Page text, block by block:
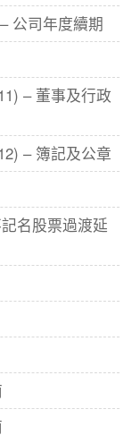
公司年度續期
– 董事及行政
– 簿記及公章
名股票過渡延